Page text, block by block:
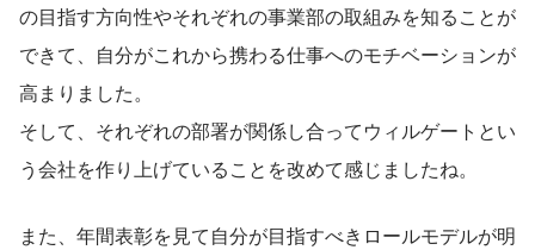
の目指す方向性やそれぞれの事業部の取組みを知ることが
できて、自分がこれから携わる仕事へのモチベーションが
高まりました。
そして、それぞれの部署が関係し合ってウィルゲートとい
う会社を作り上げていることを改めて感じましたね。
また、年間表彰を見て自分が目指すべきロールモデルが明